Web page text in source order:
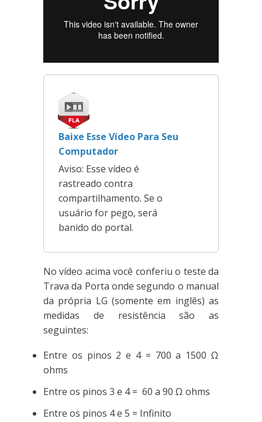
Baixe Esse Vídeo Para Seu
Computador
Aviso: Esse vídeo é
rastreado contra
compartilhamento. Se o
usuário for pego, será
banido do portal.
No vídeo acima você conferiu o teste da
Trava da Porta onde segundo o manual
da própria LG (somente em inglês) as
medidas de resistência são as
seguintes:
Entre os pinos 2 e 4 = 700 a 1500 Ω
ohms
Entre os pinos 3 e 4 = 60 a 90 Ω ohms
Entre os pinos 4 e 5 = Infinito